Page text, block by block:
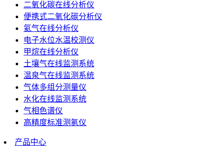
二氧化碳在线分析仪
便携式二氧化碳分析仪
氦气在线分析仪
电子水位水温校测仪
甲烷在线分析仪
土壤气在线监测系统
温泉气在线监测系统
气体多组分测量仪
水化在线监测系统
气相色谱仪
高精度标准测氡仪
产品中心